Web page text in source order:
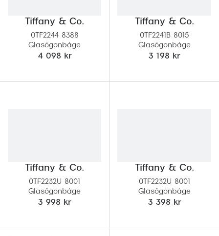
Tiffany & Co.
0TF2244 8388
Glasögonbåge
4 098 kr
Tiffany & Co.
0TF2241B 8015
Glasögonbåge
3 198 kr
Tiffany & Co.
0TF2232U 8001
Glasögonbåge
3 998 kr
Tiffany & Co.
0TF2232U 8001
Glasögonbåge
3 398 kr